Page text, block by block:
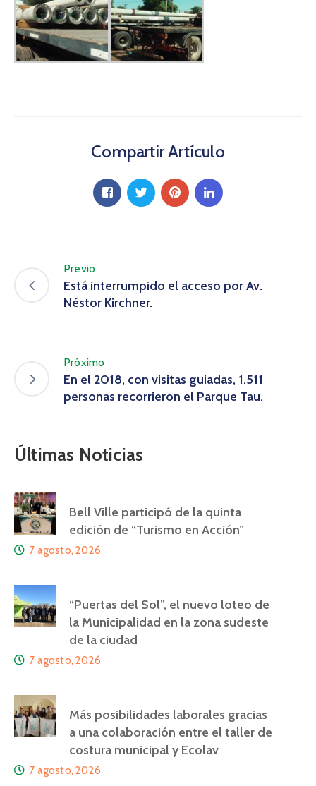
Compartir Artículo
Previo
Está interrumpido el acceso por Av.
Néstor Kirchner.
Próximo
En el 2018, con visitas guiadas, 1.511
personas recorrieron el Parque Tau.
Últimas Noticias
Bell Ville participó de la quinta
edición de “Turismo en Acción”
7 agosto, 2026
“Puertas del Sol”, el nuevo loteo de
la Municipalidad en la zona sudeste
de la ciudad
7 agosto, 2026
Más posibilidades laborales gracias
a una colaboración entre el taller de
costura municipal y Ecolav
7 agosto, 2026